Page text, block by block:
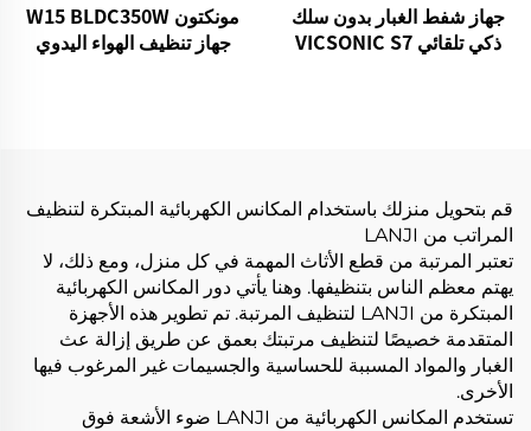
جهاز شفط الغبار بدون سلك
ذكي تلقائي VICSONIC S7
مونكتون W15 BLDC350W
جهاز تنظيف الهواء اليدوي
قم بتحويل منزلك باستخدام المكانس الكهربائية المبتكرة لتنظيف
المراتب من LANJI
تعتبر المرتبة من قطع الأثاث المهمة في كل منزل، ومع ذلك، لا
يهتم معظم الناس بتنظيفها. وهنا يأتي دور المكانس الكهربائية
المبتكرة من LANJI لتنظيف المرتبة. تم تطوير هذه الأجهزة
المتقدمة خصيصًا لتنظيف مرتبتك بعمق عن طريق إزالة عث
الغبار والمواد المسببة للحساسية والجسيمات غير المرغوب فيها
الأخرى.
تستخدم المكانس الكهربائية من LANJI ضوء الأشعة فوق